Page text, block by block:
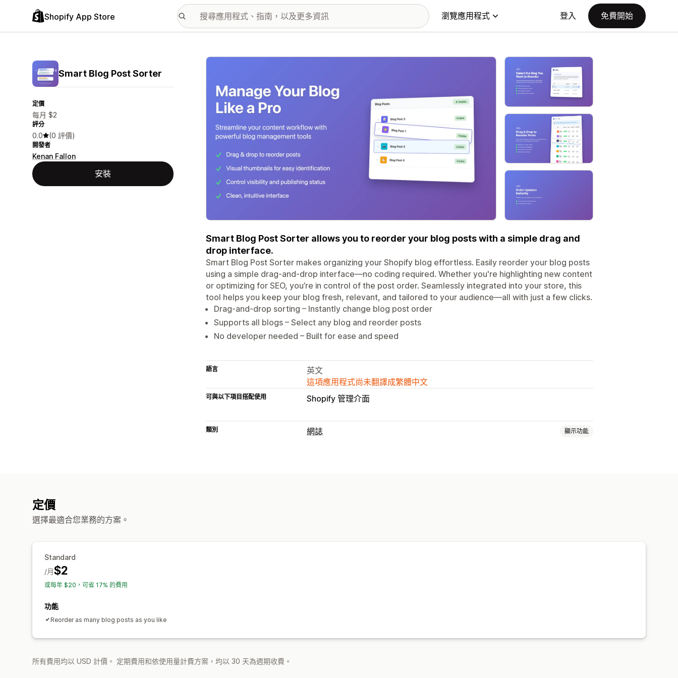
Shopify App Store 瀏覽應用程式 登入 免費開始
Smart Blog Post Sorter
定價
每月 $2
評分
0.0 (0 評價)
開發者
Kenan Fallon
安裝
主要圖片圖庫
Smart Blog Post Sorter allows you to reorder your blog posts with a simple drag and
drop interface.
Smart Blog Post Sorter makes organizing your Shopify blog effortless. Easily reorder your blog posts
using a simple drag-and-drop interface—no coding required. Whether you're highlighting new content
or optimizing for SEO, you’re in control of the post order. Seamlessly integrated into your store, this
tool helps you keep your blog fresh, relevant, and tailored to your audience—all with just a few clicks.
Drag-and-drop sorting – Instantly change blog post order
Supports all blogs – Select any blog and reorder posts
No developer needed – Built for ease and speed
語言
英文
這項應用程式尚未翻譯成繁體中文
可與以下項目搭配使用 Shopify 管理介面
類別 網誌 顯示功能
定價
選擇最適合您業務的方案。
Standard
$2
/月
或每年 $20，可省 17% 的費用
功能
Reorder as many blog posts as you like
所有費用均以 USD 計價。 定期費用和依使用量計費方案，均以 30 天為週期收費。